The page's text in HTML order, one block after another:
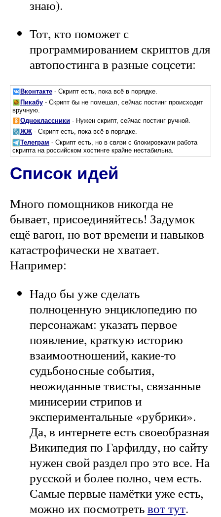
знаю).
Тот, кто поможет с
программированием скриптов для
автопостинга в разные соцсети:
Вконтакте - Скрипт есть, пока всё в порядке.
Пикабу - Скрипт бы не помешал, сейчас постинг происходит
вручную.
Одноклассники - Нужен скрипт, сейчас постинг ручной.
ЖЖ - Скрипт есть, пока всё в порядке.
Телеграм - Скрипт есть, но в связи с блокировками работа
скрипта на российском хостинге крайне нестабильна.
Список идей
Много помощников никогда не
бывает, присоединяйтесь! Задумок
ещё вагон, но вот времени и навыков
катастрофически не хватает.
Например:
Надо бы уже сделать
полноценную энциклопедию по
персонажам: указать первое
появление, краткую историю
взаимоотношений, какие-то
судьбоносные события,
неожиданные твисты, связанные
минисерии стрипов и
экспериментальные «рубрики».
Да, в интернете есть своеобразная
Википедия по Гарфилду, но сайту
нужен свой раздел про это все. На
русской и более полно, чем есть.
Самые первые намётки уже есть,
можно их посмотретьвот тут.